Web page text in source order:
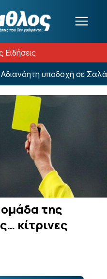
Ειδήσεις
υποδοχή σε Σαλάχ!
της
κίτρινες